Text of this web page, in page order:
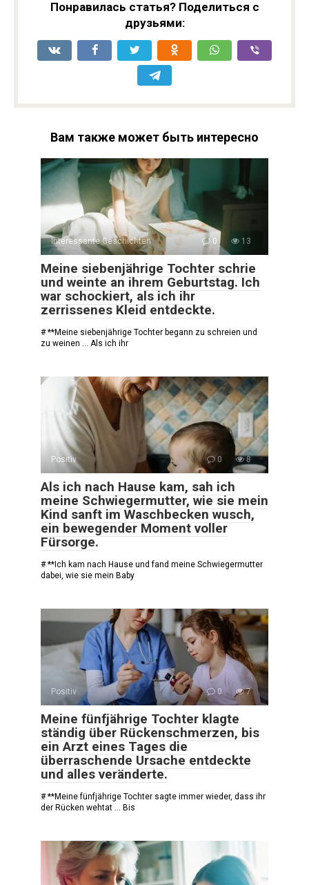
Понравилась статья? Поделиться с
друзьями:
Вам также может быть интересно
Interessante Geschichten 0 13
Meine siebenjährige Tochter schrie
und weinte an ihrem Geburtstag. Ich
war schockiert, als ich ihr
zerrissenes Kleid entdeckte.
# **Meine siebenjährige Tochter begann zu schreien und
zu weinen … Als ich ihr
Positiv 0 8
Als ich nach Hause kam, sah ich
meine Schwiegermutter, wie sie mein
Kind sanft im Waschbecken wusch,
ein bewegender Moment voller
Fürsorge.
# **Ich kam nach Hause und fand meine Schwiegermutter
dabei, wie sie mein Baby
Positiv 0 7
Meine fünfjährige Tochter klagte
ständig über Rückenschmerzen, bis
ein Arzt eines Tages die
überraschende Ursache entdeckte
und alles veränderte.
# **Meine fünfjährige Tochter sagte immer wieder, dass ihr
der Rücken wehtat … Bis